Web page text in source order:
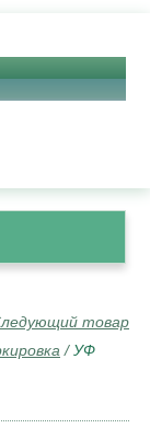
товар
/УФ